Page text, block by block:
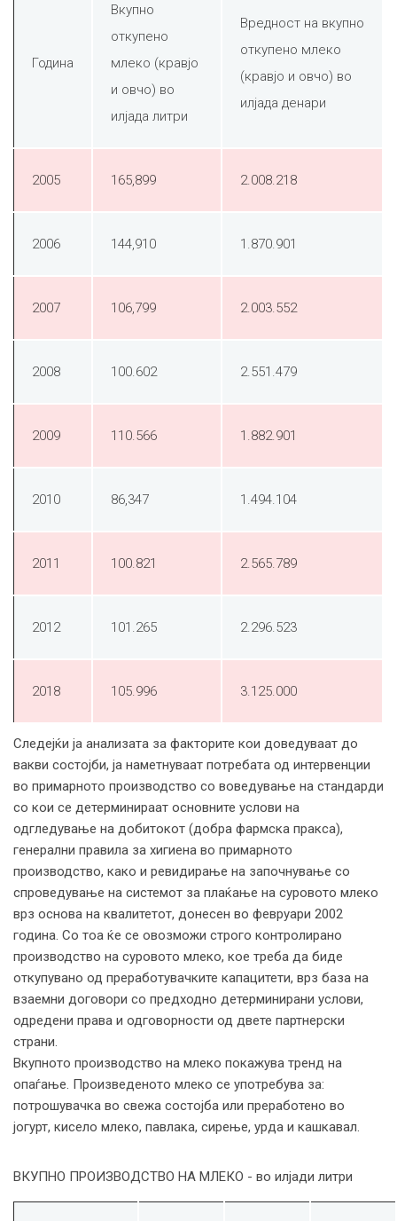
Година
Вкупно
откупено
млеко (кравјо
и овчо) во
илјада литри
Вредност на вкупно
откупено млеко
(кравјо и овчо) во
илјада денари
2005 165,899 2.008.218
2006 144,910 1.870.901
2007 106,799 2.003.552
2008 100.602 2.551.479
2009 110.566 1.882.901
2010 86,347 1.494.104
2011 100.821 2.565.789
2012 101.265 2.296.523
2018 105.996 3.125.000
Следејќи ја анализата за факторите кои доведуваат до
вакви состојби, ја наметнуваат потребата од интервенции
во примарното производство со воведување на стандарди
со кои се детерминираат основните услови на
одгледување на добитокот (добра фармска пракса),
генерални правила за хигиена во примарното
производство, како и ревидирање на започнување со
спроведување на системот за плаќање на суровото млеко
врз основа на квалитетот, донесен во февруари 2002
година. Со тоа ќе се овозможи строго контролирано
производство на суровото млеко, кое треба да биде
откупувано од преработувачките капацитети, врз база на
взаемни договори со предходно детерминирани услови,
одредени права и одговорности од двете партнерски
страни.
Вкупното производство на млеко покажува тренд на
опаѓање. Произведеното млеко се употребува за:
потрошувачка во свежа состојба или преработено во
јогурт, кисело млеко, павлака, сирење, урда и кашкавал.
ВКУПНО ПРОИЗВОДСТВО НА МЛЕКО - во илјади литри